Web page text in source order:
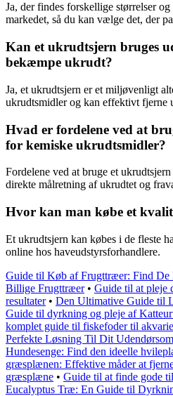
Ja, der findes forskellige størrelser
markedet, så du kan vælge det, der
Kan et ukrudtsjern bruges
bekæmpe ukrudt?
Ja, et ukrudtsjern er et miljøvenligt
ukrudtsmidler og kan effektivt fjerne
Hvad er fordelene ved at
for kemiske ukrudtsmidler?
Fordelene ved at bruge et
direkte målretning af ukrudtet og
Hvor kan man købe et
Et ukrudtsjern kan købes i de fleste
online hos haveudstyrsforhandlere.
Guide til Køb af Frugttræer: Find De
Billige Frugttræer• Guide til at pleje
resultater• Den Ultimative Guide til
Guide til dyrkning og pleje af
komplet guide til fiskefoder til
Perfekte Løsning Til Dit
Hundesenge: Find den ideelle
græsplænen: Effektive måder at
græsplæne • Guide til at finde gode
Eucalyptus Træ: En Guide til